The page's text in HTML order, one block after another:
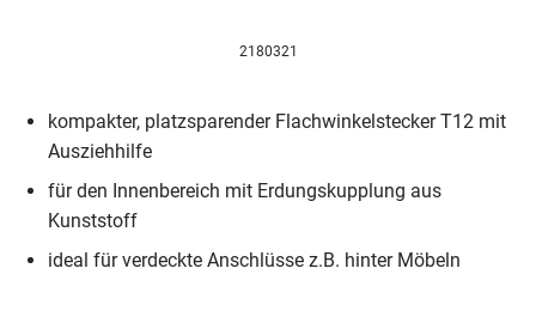
2180321
kompakter, platzsparender Flachwinkelstecker T12 mit
Ausziehhilfe
für den Innenbereich mit Erdungskupplung aus
Kunststoff
ideal für verdeckte Anschlüsse z.B. hinter Möbeln